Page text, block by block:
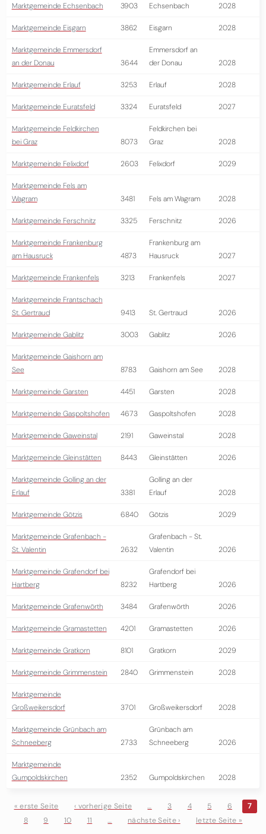
Marktgemeinde Echsenbach 3903 Echsenbach 2028
Marktgemeinde Eisgarn 3862 Eisgarn 2028
Marktgemeinde Emmersdorf
an der Donau
3644
Emmersdorf an
der Donau
2028
Marktgemeinde Erlauf 3253 Erlauf 2028
Marktgemeinde Euratsfeld 3324 Euratsfeld 2027
Marktgemeinde Feldkirchen
bei Graz
8073
Feldkirchen bei
Graz
2028
Marktgemeinde Felixdorf 2603 Felixdorf 2029
Marktgemeinde Fels am
Wagram
3481 Fels am Wagram 2028
Marktgemeinde Ferschnitz 3325 Ferschnitz 2026
Marktgemeinde Frankenburg
am Hausruck
4873
Frankenburg am
Hausruck
2027
Marktgemeinde Frankenfels 3213 Frankenfels 2027
Marktgemeinde Frantschach
St. Gertraud
9413 St. Gertraud 2026
Marktgemeinde Gablitz 3003 Gablitz 2026
Marktgemeinde Gaishorn am
See
8783 Gaishorn am See 2028
Marktgemeinde Garsten 4451 Garsten 2028
Marktgemeinde Gaspoltshofen 4673 Gaspoltshofen 2028
Marktgemeinde Gaweinstal 2191 Gaweinstal 2028
Marktgemeinde Gleinstätten 8443 Gleinstätten 2026
Marktgemeinde Golling an der
Erlauf
3381
Golling an der
Erlauf
2028
Marktgemeinde Götzis 6840 Götzis 2029
Marktgemeinde Grafenbach -
St. Valentin
2632
Grafenbach - St.
Valentin
2026
Marktgemeinde Grafendorf bei
Hartberg
8232
Grafendorf bei
Hartberg
2026
Marktgemeinde Grafenwörth 3484 Grafenwörth 2026
Marktgemeinde Gramastetten 4201 Gramastetten 2026
Marktgemeinde Gratkorn 8101 Gratkorn 2029
Marktgemeinde Grimmenstein 2840 Grimmenstein 2028
Marktgemeinde
Großweikersdorf
3701 Großweikersdorf 2028
Marktgemeinde Grünbach am
Schneeberg
2733
Grünbach am
Schneeberg
2026
Marktgemeinde
Gumpoldskirchen
2352 Gumpoldskirchen 2028
Seiten
« erste Seite ‹ vorherige Seite … 3 4 5 6
7
8
9 10 11 … nächste Seite › letzte Seite »